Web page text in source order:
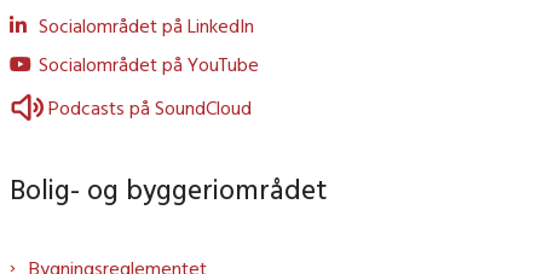
Socialområdet på LinkedIn
Socialområdet på YouTube
Podcasts på SoundCloud
Bolig- og byggeriområdet
Bygningsreglementet